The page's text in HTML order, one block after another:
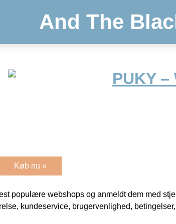
And The
PUKY
Køb nu »
populære webshops og anmeldt dem med
kundeservice, brugervenlighed,